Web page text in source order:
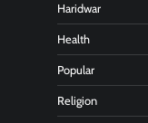
Haridwar
Health
Popular
Religion